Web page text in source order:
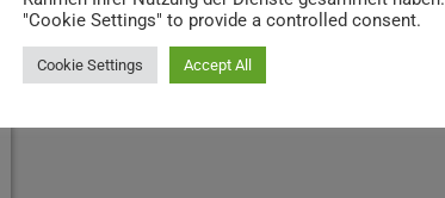
"Cookie Settings" to provide a controlled consent.
Cookie Settings Accept All